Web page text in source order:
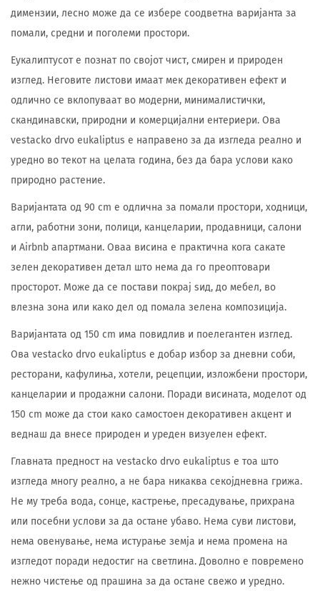
димензии, лесно може да се избере соодветна варијанта за
помали, средни и поголеми простори.
Еукалиптусот е познат по својот чист, смирен и природен
изглед. Неговите листови имаат мек декоративен ефект и
одлично се вклопуваат во модерни, минималистички,
скандинавски, природни и комерцијални ентериери. Ова
vestacko drvo eukaliptus е направено за да изгледа реално и
уредно во текот на целата година, без да бара услови како
природно растение.
Варијантата од 90 cm е одлична за помали простори, ходници,
агли, работни зони, полици, канцеларии, продавници, салони
и Airbnb апартмани. Оваа висина е практична кога сакате
зелен декоративен детал што нема да го преоптовари
просторот. Може да се постави покрај ѕид, до мебел, во
влезна зона или како дел од помала зелена композиција.
Варијантата од 150 cm има повидлив и поелегантен изглед.
Ова vestacko drvo eukaliptus е добар избор за дневни соби,
ресторани, кафулиња, хотели, рецепции, изложбени простори,
канцеларии и продажни салони. Поради висината, моделот од
150 cm може да стои како самостоен декоративен акцент и
веднаш да внесе природен и уреден визуелен ефект.
Главната предност на vestacko drvo eukaliptus е тоа што
изгледа многу реално, а не бара никаква секојдневна грижа.
Не му треба вода, сонце, кастрење, пресадување, прихрана
или посебни услови за да остане убаво. Нема суви листови,
нема овенување, нема истурање земја и нема промена на
изгледот поради недостиг на светлина. Доволно е повремено
нежно чистење од прашина за да остане свежо и уредно.